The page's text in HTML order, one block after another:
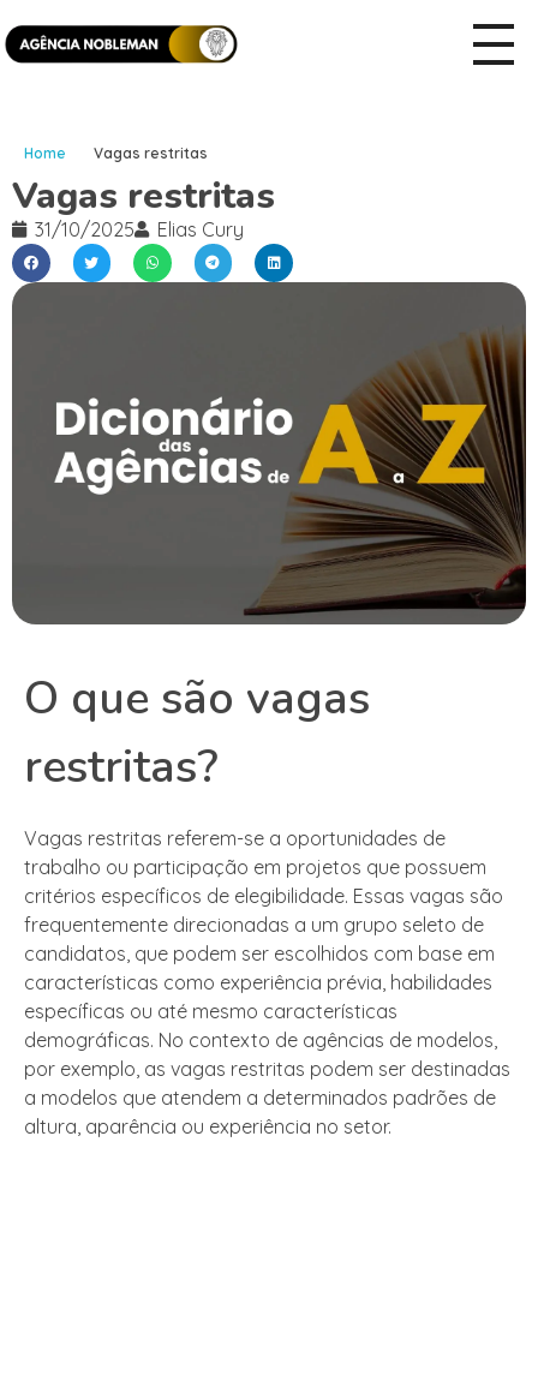
Home Vagas restritas
Vagas restritas
31/10/2025 Elias Cury
O que são vagas
restritas?
Vagas restritas referem-se a oportunidades de
trabalho ou participação em projetos que possuem
critérios específicos de elegibilidade. Essas vagas são
frequentemente direcionadas a um grupo seleto de
candidatos, que podem ser escolhidos com base em
características como experiência prévia, habilidades
específicas ou até mesmo características
demográficas. No contexto de agências de modelos,
por exemplo, as vagas restritas podem ser destinadas
a modelos que atendem a determinados padrões de
altura, aparência ou experiência no setor.